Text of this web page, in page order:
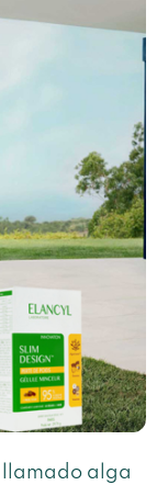
llamado alga